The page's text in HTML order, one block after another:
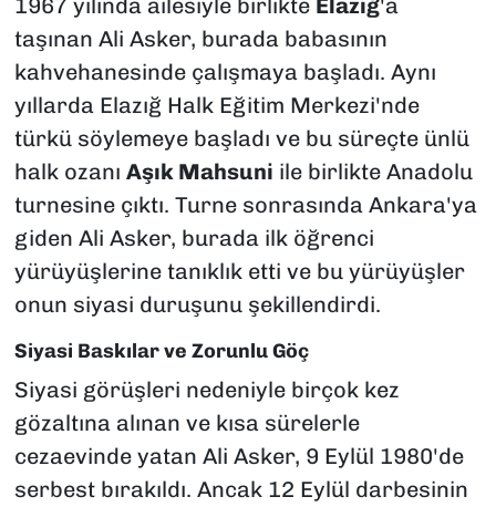
1967 yılında ailesiyle birlikte Elazığ'a
taşınan Ali Asker, burada babasının
kahvehanesinde çalışmaya başladı. Aynı
yıllarda Elazığ Halk Eğitim Merkezi'nde
türkü söylemeye başladı ve bu süreçte ünlü
halk ozanı Aşık Mahsuni ile birlikte Anadolu
turnesine çıktı. Turne sonrasında Ankara'ya
giden Ali Asker, burada ilk öğrenci
yürüyüşlerine tanıklık etti ve bu yürüyüşler
onun siyasi duruşunu şekillendirdi.
Siyasi Baskılar ve Zorunlu Göç
Siyasi görüşleri nedeniyle birçok kez
gözaltına alınan ve kısa sürelerle
cezaevinde yatan Ali Asker, 9 Eylül 1980'de
serbest bırakıldı. Ancak 12 Eylül darbesinin